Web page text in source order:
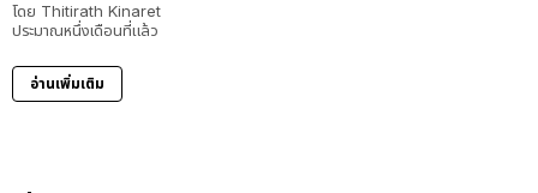
โดย Thitirath Kinaret
ประมาณหนึ่งเดือนที่แล้ว
อ่านเพิ่มเติม